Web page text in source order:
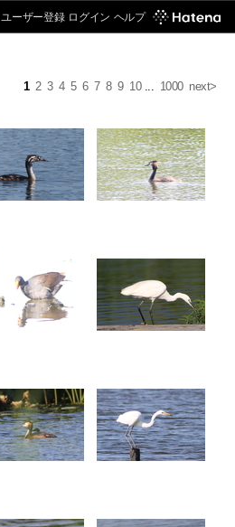
ユーザー登録 ログイン ヘルプ
1 2 3 4 5 6 7 8 9 10... 1000 next>